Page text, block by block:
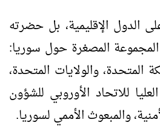
الدول الإقليمية، بل حضرته
المصغرة حول سوريا:
المتحدة، والولايات المتحدة،
للاتحاد الأوروبي للشؤون
والمبعوث الأممي لسوريا.